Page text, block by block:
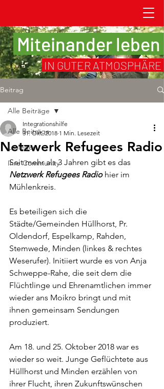
Miteinander leben
IN GUTER ATMOSPHÄRE
Beitrag
Alle Beiträge
Loslegen
Ihre Community
Alle Beiträge
Netzwerk Refugees Radio
Integrationshilfe
31. Okt. 2018 1 Min. Lesezeit
Seit mehr als 3 Jahren gibt es das
Netzwerk Refugees Radio hier im
Mühlenkreis.
Es beteiligen sich die
Städte/Gemeinden Hüllhorst, Pr.
Oldendorf, Espelkamp, Rahden,
Stemwede, Minden (linkes & rechtes
Weserufer). Initiiert wurde es von Anja
Schweppe-Rahe, die seit dem die
Flüchtlinge und Ehrenamtlichen immer
wieder ans Moikro bringt und mit
ihnen gemeinsam Sendungen
produziert.
Am 18. und 25. Oktober 2018 war es
wieder so weit. Junge Geflüchtete aus
Hüllhorst und Minden erzählen von
ihrer Flucht, ihren Zukunftswünschen